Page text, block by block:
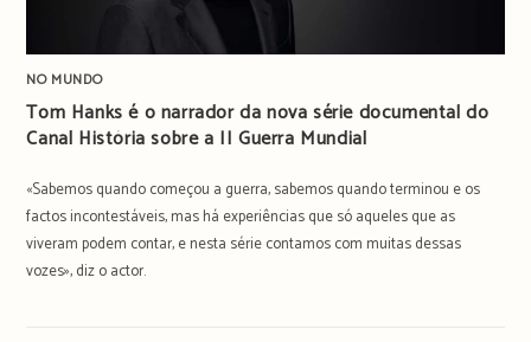
NO MUNDO
Tom Hanks é o narrador da nova série documental do
Canal História sobre a II Guerra Mundial
«Sabemos quando começou a guerra, sabemos quando terminou e os
factos incontestáveis, mas há experiências que só aqueles que as
viveram podem contar, e nesta série contamos com muitas dessas
vozes», diz o actor.